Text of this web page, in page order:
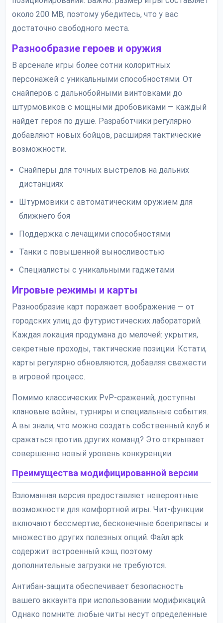
около 200 MB, поэтому убедитесь, что у вас
достаточно свободного места.
Разнообразие героев и оружия
В арсенале игры более сотни колоритных
персонажей с уникальными способностями. От
снайперов с дальнобойными винтовками до
штурмовиков с мощными дробовиками — каждый
найдет героя по душе. Разработчики регулярно
добавляют новых бойцов, расширяя тактические
возможности.
Снайперы для точных выстрелов на дальних
дистанциях
Штурмовики с автоматическим оружием для
ближнего боя
Поддержка с лечащими способностями
Танки с повышенной выносливостью
Специалисты с уникальными гаджетами
Игровые режимы и карты
Разнообразие карт поражает воображение — от
городских улиц до футуристических лабораторий.
Каждая локация продумана до мелочей: укрытия,
секретные проходы, тактические позиции. Кстати,
карты регулярно обновляются, добавляя свежести
в игровой процесс.
Помимо классических PvP-сражений, доступны
клановые войны, турниры и специальные события.
А вы знали, что можно создать собственный клуб и
сражаться против других команд? Это открывает
совершенно новый уровень конкуренции.
Преимущества модифицированной версии
Взломанная версия предоставляет невероятные
возможности для комфортной игры. Чит-функции
включают бессмертие, бесконечные боеприпасы и
множество других полезных опций. Файл apk
содержит встроенный кэш, поэтому
дополнительные загрузки не требуются.
Антибан-защита обеспечивает безопасность
вашего аккаунта при использовании модификаций.
Однако помните: любые читы несут определенные